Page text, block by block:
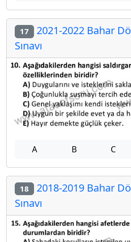
17 2021-2022 Bahar
Sınavı
A B C
18 2018-2019 Bahar
Sınavı